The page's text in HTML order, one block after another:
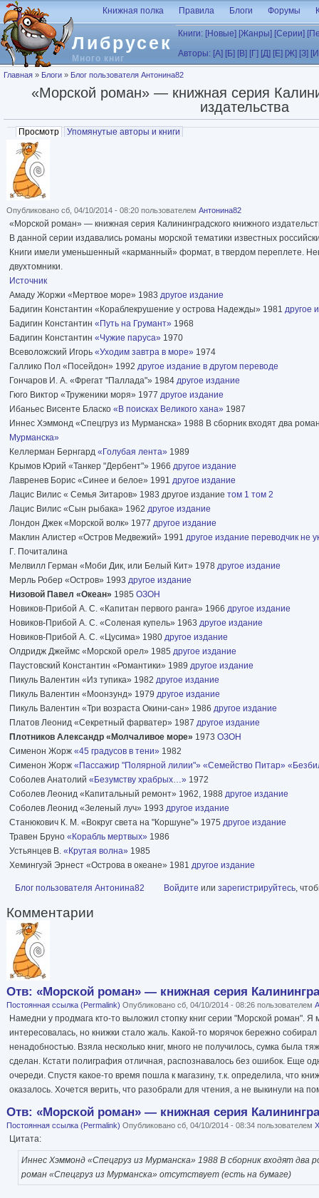
Перейти к основному содержанию
Либрусек
Много книг
Книжная полка Правила Блоги Форумы
Книги: [Новые] [Жанры] [Серии]
Авторы: [А] [Б] [В] [Г] [Д] [Е] [Ж] [З]
Вы здесь
Главная » Блоги » Блог пользователя Антонина82
«Морской роман» — книжная серия
издательства
Главные вкладки
Просмотр (активная вкладка)
Упомянутые авторы и книги
Опубликовано сб, 04/10/2014 - 08:20 пользователем Антонина82
«Морской роман» — книжная серия Калининградского книжного
В данной серии издавались романы морской тематики известных
Книги имели уменьшенный «карманный» формат, в твердом переплете.
двухтомники.
Источник
Амаду Жоржи «Мертвое море» 1983 другое издание
Бадигин Константин «Кораблекрушение у острова Надежды» 1981 другое
Бадигин Константин «Путь на Грумант» 1968
Бадигин Константин «Чужие паруса» 1970
Всеволожский Игорь «Уходим завтра в море» 1974
Галлико Пол «Посейдон» 1992 другое издание в другом переводе
Гончаров И. А. «Фрегат "Паллада"» 1984 другое издание
Гюго Виктор «Труженики моря» 1977 другое издание
Ибаньес Висенте Бласко «В поисках Великого хана» 1987
Иннес Хэммонд «Спецгруз из Мурманска» 1988 В сборник входят два
Мурманска»
Келлерман Бернгард «Голубая лента» 1989
Крымов Юрий «Танкер "Дербент"» 1966 другое издание
Лавренев Борис «Синее и белое» 1991 другое издание
Лацис Вилис « Семья Зитаров» 1983 другое издание том 1 том 2
Лацис Вилис «Сын рыбака» 1962 другое издание
Лондон Джек «Морской волк» 1977 другое издание
Маклин Алистер «Остров Медвежий» 1991 другое издание переводчик не
Г. Почиталина
Мелвилл Герман «Моби Дик, или Белый Кит» 1978 другое издание
Мерль Робер «Остров» 1993 другое издание
Низовой Павел «Океан» 1985 ОЗОН
Новиков-Прибой А. С. «Капитан первого ранга» 1966 другое издание
Новиков-Прибой А. С. «Соленая купель» 1963 другое издание
Новиков-Прибой А. С. «Цусима» 1980 другое издание
Олдридж Джеймс «Морской орел» 1985 другое издание
Паустовский Константин «Романтики» 1989 другое издание
Пикуль Валентин «Из тупика» 1982 другое издание
Пикуль Валентин «Моонзунд» 1979 другое издание
Пикуль Валентин «Три возраста Окини-сан» 1986 другое издание
Платов Леонид «Секретный фарватер» 1987 другое издание
Плотников Александр «Молчаливое море» 1973 ОЗОН
Сименон Жорж «45 градусов в тени» 1982
Сименон Жорж «Пассажир "Полярной лилии"» «Семейство Питар»
Соболев Анатолий «Безумству храбрых…» 1972
Соболев Леонид «Капитальный ремонт» 1962, 1988 другое издание
Соболев Леонид «Зеленый луч» 1993 другое издание
Станюкович К. М. «Вокруг света на "Коршуне"» 1975 другое издание
Травен Бруно «Корабль мертвых» 1986
Устьянцев В. «Крутая волна» 1985
Хемингуэй Эрнест «Острова в океане» 1981 другое издание
Блог пользователя Антонина82 Войдите или зарегистрируйтесь,
Комментарии
Отв: «Морской роман» — книжная серия
Постоянная ссылка (Permalink) Опубликовано сб, 04/10/2014 - 08:26 пользователем
Намедни у продмага кто-то выложил стопку книг серии "Морской роман". Я
интересовалась, но книжки стало жаль. Какой-то морячок бережно
ненадобностью. Взяла несколько книг, много не получилось, сумка была
сделан. Кстати полиграфия отличная, распознавалось без ошибок. Еще
очереди. Спустя какое-то время пошла к магазину, т.к. определила, что
оказалось. Хочется верить, что разобрали для чтения, а не выкинули на
Отв: «Морской роман» — книжная серия
Постоянная ссылка (Permalink) Опубликовано сб, 04/10/2014 - 08:34 пользователем
Цитата:
Иннес Хэммонд «Спецгруз из Мурманска» 1988 В сборник входят два
роман «Спецгруз из Мурманска» отсутствует (есть на бумаге)